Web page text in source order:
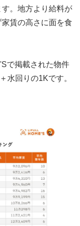
。地方より給料が
賃の高さに面を食
で掲載された物件
水回りの1Kです。